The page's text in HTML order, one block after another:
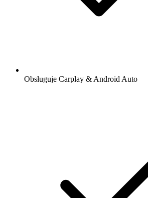
Obsługuje Carplay & Android Auto